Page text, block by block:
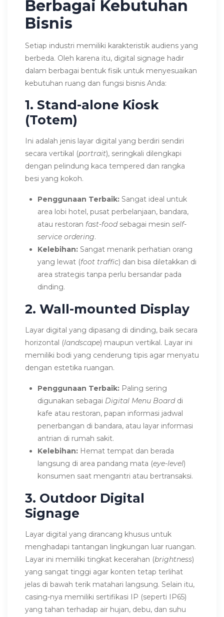
Berbagai Kebutuhan
Bisnis
Setiap industri memiliki karakteristik audiens yang
berbeda. Oleh karena itu, digital signage hadir
dalam berbagai bentuk fisik untuk menyesuaikan
kebutuhan ruang dan fungsi bisnis Anda:
1. Stand-alone Kiosk
(Totem)
Ini adalah jenis layar digital yang berdiri sendiri
secara vertikal (portrait), seringkali dilengkapi
dengan pelindung kaca tempered dan rangka
besi yang kokoh.
Penggunaan Terbaik: Sangat ideal untuk
area lobi hotel, pusat perbelanjaan, bandara,
atau restoran fast-foodsebagai mesin self-
service ordering.
Kelebihan: Sangat menarik perhatian orang
yang lewat (foot traffic) dan bisa diletakkan di
area strategis tanpa perlu bersandar pada
dinding.
2. Wall-mounted Display
Layar digital yang dipasang di dinding, baik secara
horizontal (landscape) maupun vertikal. Layar ini
memiliki bodi yang cenderung tipis agar menyatu
dengan estetika ruangan.
Penggunaan Terbaik: Paling sering
digunakan sebagai Digital Menu Boarddi
kafe atau restoran, papan informasi jadwal
penerbangan di bandara, atau layar informasi
antrian di rumah sakit.
Kelebihan: Hemat tempat dan berada
langsung di area pandang mata (eye-level)
konsumen saat mengantri atau bertransaksi.
3. Outdoor Digital
Signage
Layar digital yang dirancang khusus untuk
menghadapi tantangan lingkungan luar ruangan.
Layar ini memiliki tingkat kecerahan (brightness)
yang sangat tinggi agar konten tetap terlihat
jelas di bawah terik matahari langsung. Selain itu,
casing-nya memiliki sertifikasi IP (seperti IP65)
yang tahan terhadap air hujan, debu, dan suhu